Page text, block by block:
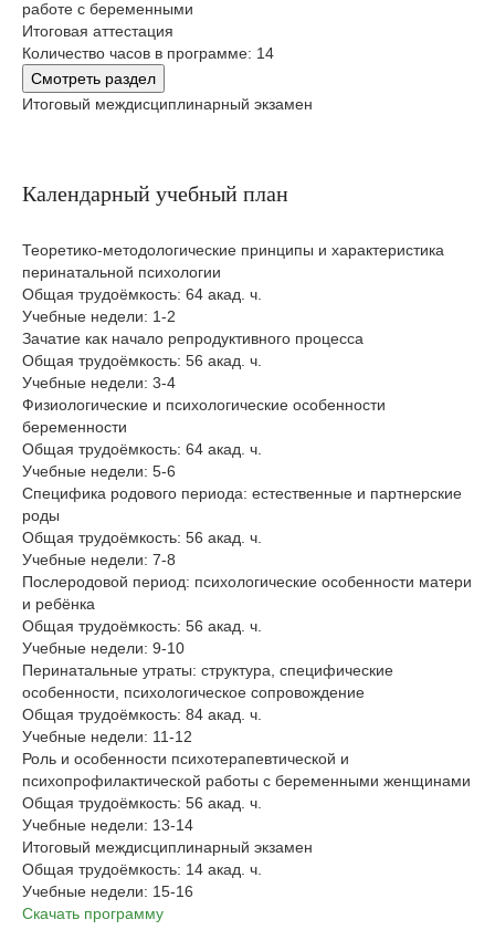
работе с беременными
Итоговая аттестация
Количество часов в программе: 14
Смотреть раздел
Итоговый междисциплинарный экзамен
Календарный учебный план
Теоретико-методологические принципы и характеристика
перинатальной психологии
Общая трудоёмкость: 64 акад. ч.
Учебные недели: 1-2
Зачатие как начало репродуктивного процесса
Общая трудоёмкость: 56 акад. ч.
Учебные недели: 3-4
Физиологические и психологические особенности
беременности
Общая трудоёмкость: 64 акад. ч.
Учебные недели: 5-6
Специфика родового периода: естественные и партнерские
роды
Общая трудоёмкость: 56 акад. ч.
Учебные недели: 7-8
Послеродовой период: психологические особенности матери
и ребёнка
Общая трудоёмкость: 56 акад. ч.
Учебные недели: 9-10
Перинатальные утраты: структура, специфические
особенности, психологическое сопровождение
Общая трудоёмкость: 84 акад. ч.
Учебные недели: 11-12
Роль и особенности психотерапевтической и
психопрофилактической работы с беременными женщинами
Общая трудоёмкость: 56 акад. ч.
Учебные недели: 13-14
Итоговый междисциплинарный экзамен
Общая трудоёмкость: 14 акад. ч.
Учебные недели: 15-16
Скачать программу